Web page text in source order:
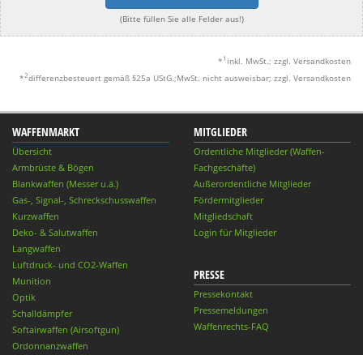
(Bitte füllen Sie alle Felder aus!)
* 1 inkl. MwSt.; zzgl. Versandkosten
*2differenzbesteuert gemäß §25a UStG.;MwSt. nicht ausweisbar; zzgl. Versandkosten
WAFFENMARKT
Übersicht
Armbrüste & Bögen
Blankwaffen (Messer u.ä.)
Gas-, Signal-, Schreckschusswaffen
Kurzwaffen
Deko- & Salutwaffen
Langwaffen
Luftdruck- und CO2-Waffen
Munition
Optik
Schalldämpfer
Softairwaffen (Airsoftgun)
Ordonnanzwaffen
MITGLIEDER
Ordentliche Mitglieder (Waffen-
Fachgeschäfte)
Außerordentliche Mitglieder
Fördermitglieder
Mitgliedschaft
Login für Mitglieder
PRESSE
Pressekontakt
Pressemeldungen
Waffenrechts-FAQ